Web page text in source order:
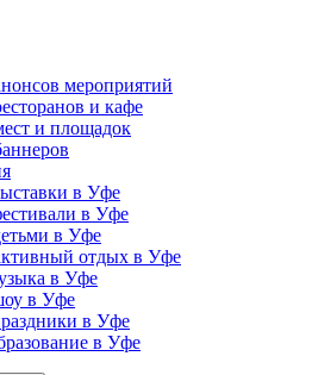
мероприятий
и кафе
и площадок
в Уфе
в Уфе
в Уфе
отдых в Уфе
в Уфе
в Уфе
в Уфе
в Уфе